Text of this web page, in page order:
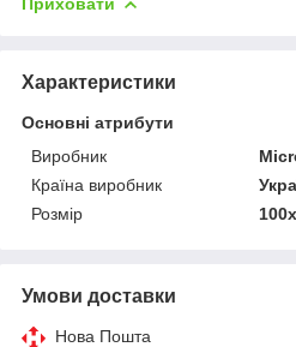
Характеристики
Основні атрибути
Виробник
Країна виробник
Розмір
Умови доставки
Нова Пошта